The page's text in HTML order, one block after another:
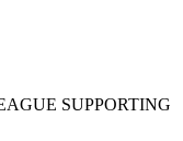
SUPPORTING